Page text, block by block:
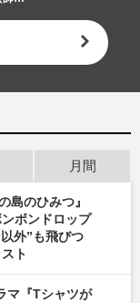
月間
島のひみつ』
ボンドロップ
外”も飛びつ
ト
マ『Tシャツが